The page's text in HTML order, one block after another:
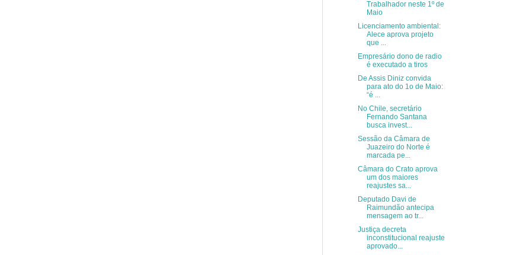
Trabalhador neste 1º de
Maio
Licenciamento ambiental:
Alece aprova projeto
que ...
Empresário dono de radio
é executado a tiros
De Assis Diniz convida
para ato do 1o de Maio:
“é ...
No Chile, secretário
Fernando Santana
busca invest...
Sessão da Câmara de
Juazeiro do Norte é
marcada pe...
Câmara do Crato aprova
um dos maiores
reajustes sa...
Deputado Davi de
Raimundão antecipa
mensagem ao tr...
Justiça decreta
inconstitucional reajuste
aprovado...